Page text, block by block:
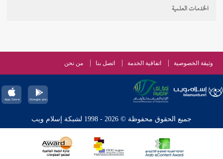
الخدمات العلمية
وثيقة الخصوصية اتفاقية الخدمة اتصل بنا من نحن
جميع الحقوق محفوظة © 2026 - 1998 لشبكة إسلام ويب